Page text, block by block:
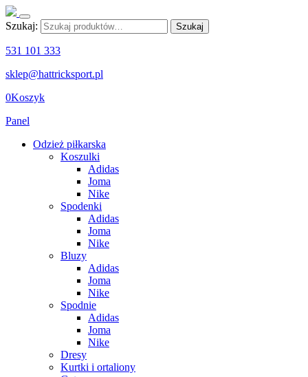
Szukaj: Szukaj
531 101 333
sklep@hattricksport.pl
0Koszyk
Panel
Odzież piłkarska
Koszulki
Adidas
Joma
Nike
Spodenki
Adidas
Joma
Nike
Bluzy
Adidas
Joma
Nike
Spodnie
Adidas
Joma
Nike
Dresy
Kurtki i ortaliony